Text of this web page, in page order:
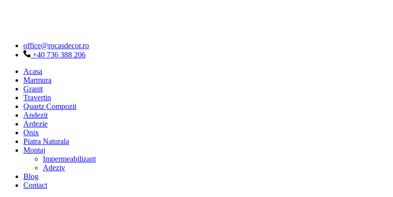
office@rocasdecor.ro
+40 736 388 206
Acasa
Marmura
Granit
Travertin
Quartz Compozit
Andezit
Ardezie
Onix
Piatra Naturala
Montaj
Impermeabilizant
Adeziv
Blog
Contact